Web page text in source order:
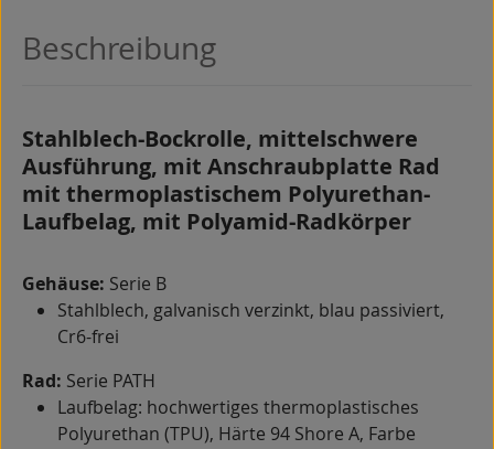
Beschreibung
Stahlblech-Bockrolle, mittelschwere
Ausführung, mit Anschraubplatte Rad
mit thermoplastischem Polyurethan-
Laufbelag, mit Polyamid-Radkörper
Gehäuse: Serie B
Stahlblech, galvanisch verzinkt, blau passiviert,
Cr6-frei
Rad: Serie PATH
Laufbelag: hochwertiges thermoplastisches
Polyurethan (TPU), Härte 94 Shore A, Farbe